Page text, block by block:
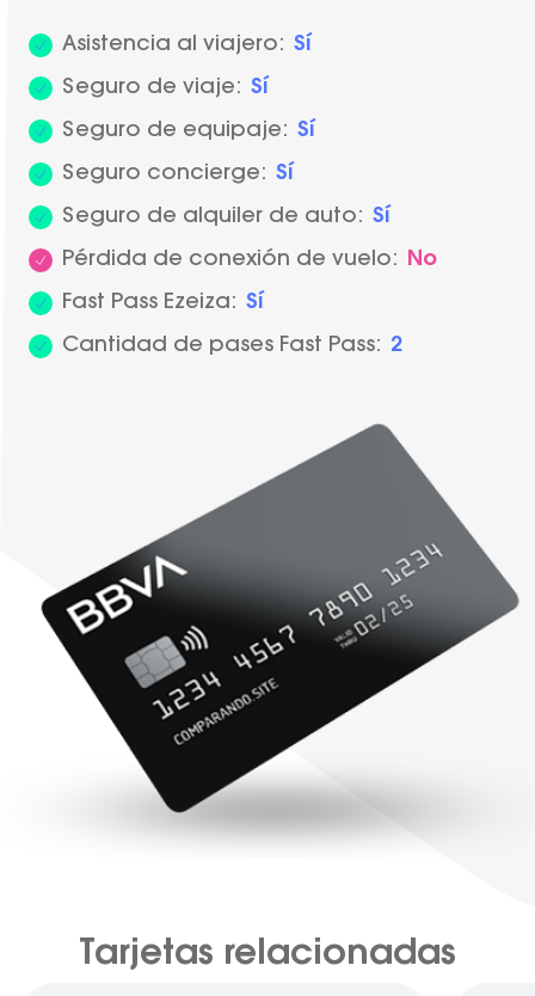
Asistencia al viajero: Sí
Seguro de viaje: Sí
Seguro de equipaje: Sí
Seguro concierge: Sí
Seguro de alquiler de auto: Sí
Pérdida de conexión de vuelo:
No
Fast Pass Ezeiza: Sí
Cantidad de pases Fast Pass: 2
Tarjetas relacionadas